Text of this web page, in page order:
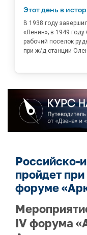
Этот день в
В 1938 году
«Ленин»; в 1949
рабочий поселок
при ж/д станции
Российско-
пройдет
форуме
IV форума